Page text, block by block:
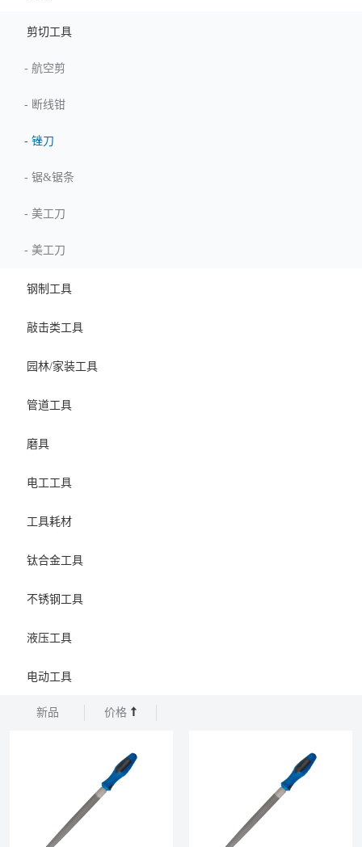
剪切工具
- 航空剪
- 断线钳
- 锉刀
- 锯&锯条
- 美工刀
- 美工刀
钢制工具
敲击类工具
园林/家装工具
管道工具
磨具
电工工具
工具耗材
钛合金工具
不锈钢工具
液压工具
电动工具
新品 价格